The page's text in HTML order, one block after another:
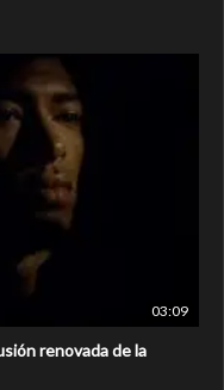
03:09
renovada de la